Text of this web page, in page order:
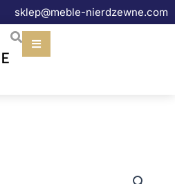
sklep@meble-nierdzewne.com